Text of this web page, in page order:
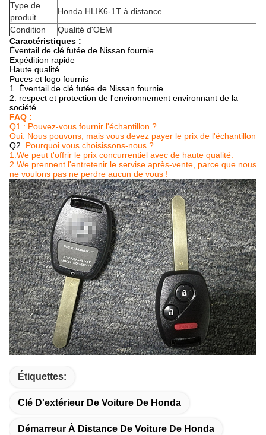
Type de
produit
Honda HLIK6-1T à distance
Condition
Qualité d'OEM
Caractéristiques :
Éventail de clé futée de Nissan fournie
Expédition rapide
Haute qualité
Puces et logo fournis
1. Éventail de clé futée de Nissan fournie.
2. respect et protection de l'environnement environnant de la
société.
FAQ :
Q1 : Pouvez-vous fournir l'échantillon ?
Oui. Nous pouvons, mais vous devez payer le prix de l'échantillon
Q2. Pourquoi vous choisissons-nous ?
1.We peut t'offrir le prix concurrentiel avec de haute qualité.
2.We prennent l'entretenir le servise après-vente, parce que nous
ne voulons pas ne perdre aucun de vous !
Étiquettes:
Clé D'extérieur De Voiture De Honda
Démarreur À Distance De Voiture De Honda